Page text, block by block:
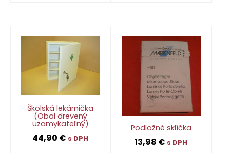
Školská lekárnička
(Obal drevený
uzamykateľný)
44,90 € s DPH
Podložné sklíčka
13,98 € s DPH